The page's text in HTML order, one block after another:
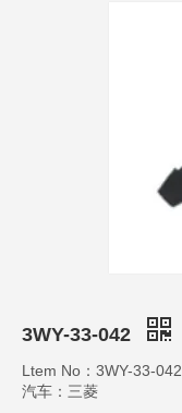
3WY-33-042
Ltem No：3WY-33-042
汽车：三菱